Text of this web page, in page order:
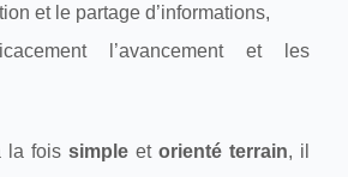
et le partage d’informations,
l’avancement et les
la foissimple et orienté terrain, il